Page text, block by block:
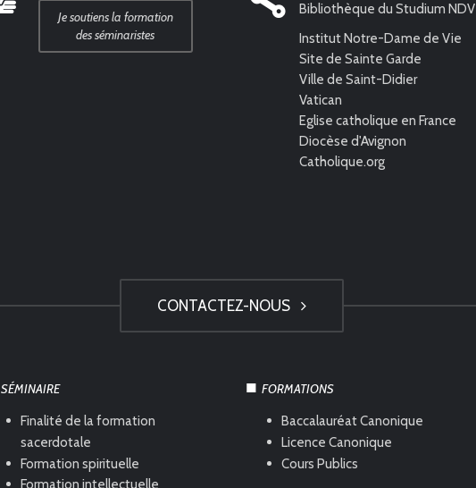
Je soutiens la formation
des séminaristes
Bibliothèque du Studium NDV
Institut Notre-Dame de Vie
Site de Sainte Garde
Ville de Saint-Didier
Vatican
Eglise catholique en France
Diocèse d'Avignon
Catholique.org
CONTACTEZ-NOUS
SÉMINAIRE
Finalité de la formation
sacerdotale
Formation spirituelle
Formation intellectuelle
FORMATIONS
Baccalauréat Canonique
Licence Canonique
Cours Publics